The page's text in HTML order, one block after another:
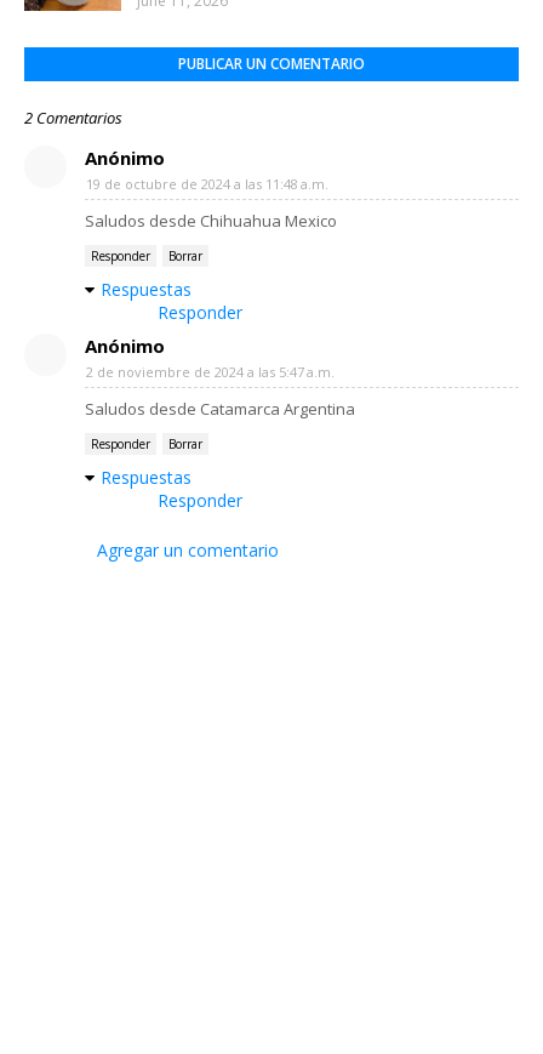
PUBLICAR UN COMENTARIO
2 Comentarios
Anónimo
19 de octubre de 2024 a las 11:48 a.m.
Saludos desde Chihuahua Mexico
Responder Borrar
Respuestas
Responder
Anónimo
2 de noviembre de 2024 a las 5:47 a.m.
Saludos desde Catamarca Argentina
Responder Borrar
Respuestas
Responder
Agregar un comentario